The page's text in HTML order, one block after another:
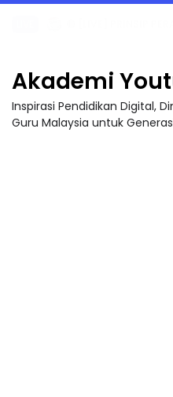
Akademi
Inspirasi Pendidikan Digital,
Guru Malaysia untuk